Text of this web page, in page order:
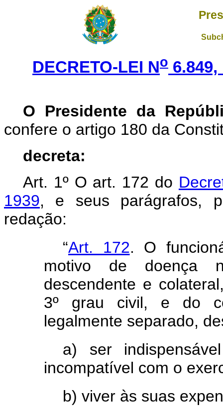
DECRETO-LEI No 6.849,
O Presidente da
confere o artigo 180 da
decreta:
Art. 1º O art. 172 do
1939, e seus parágrafos,
redação:
“Art. 172. O
motivo de doença
descendente e
3º grau civil, e do
legalmente separado,
a) ser
incompatível com o
b) viver às suas